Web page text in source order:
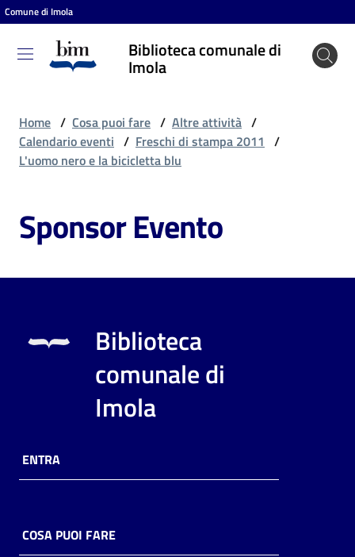
Vai al contenuto
Vai alla navigazione
Vai al footer
Comune di Imola
Biblioteca comunale di
Imola
Biblioteca
comunale
Cosa
fare
Scopri
online
Home / Cosa puoi fare / Altre attività /
Calendario eventi / Freschi di stampa 2011 /
L'uomo nero e la bicicletta blu
Sponsor Evento
Biblioteca
comunale di
Imola
ENTRA
COSA PUOI FARE